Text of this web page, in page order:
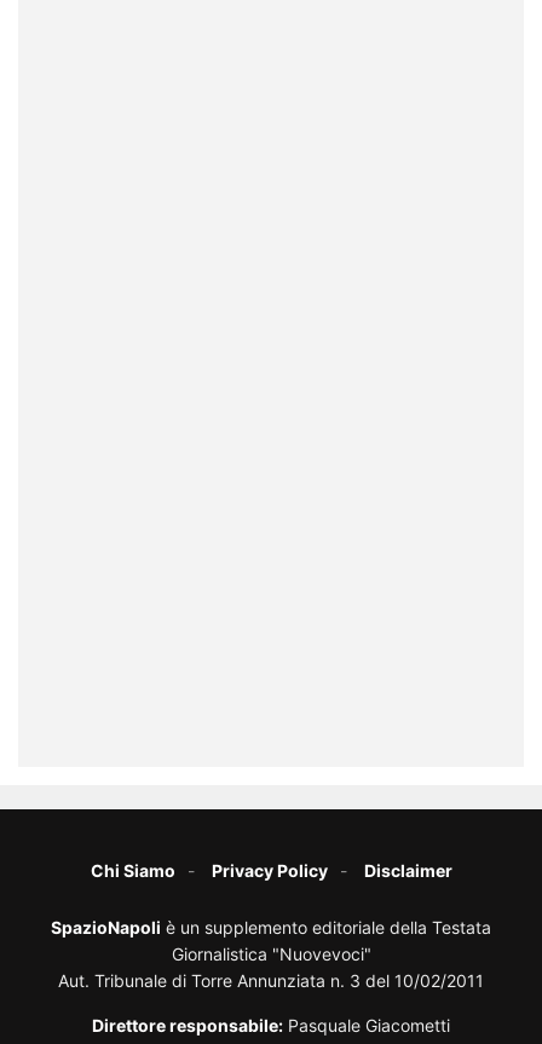
Chi Siamo Privacy Policy Disclaimer
SpazioNapoli è un supplemento editoriale della Testata
Giornalistica "Nuovevoci"
Aut. Tribunale di Torre Annunziata n. 3 del 10/02/2011
Direttore responsabile: Pasquale Giacometti